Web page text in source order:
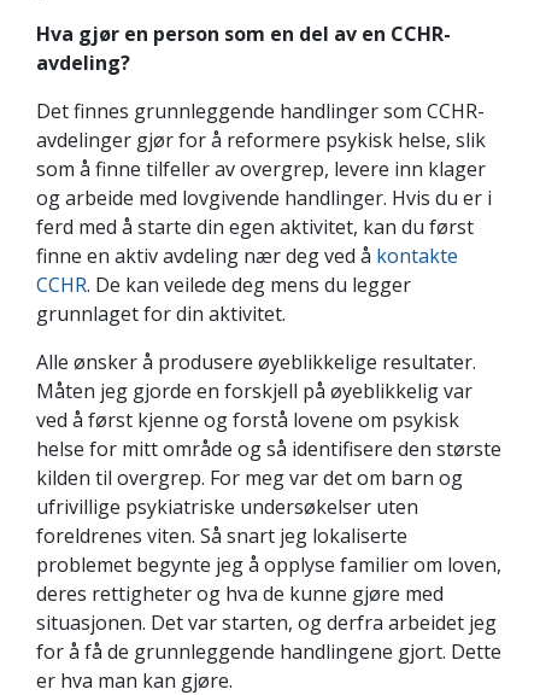
Hva gjør en person som en del av en CCHR-
avdeling?
Det finnes grunnleggende handlinger som CCHR-
avdelinger gjør for å reformere psykisk helse, slik
som å finne tilfeller av overgrep, levere inn klager
og arbeide med lovgivende handlinger. Hvis du er i
ferd med å starte din egen aktivitet, kan du først
finne en aktiv avdeling nær deg ved å kontakte
CCHR. De kan veilede deg mens du legger
grunnlaget for din aktivitet.
Alle ønsker å produsere øyeblikkelige resultater.
Måten jeg gjorde en forskjell på øyeblikkelig var
ved å først kjenne og forstå lovene om psykisk
helse for mitt område og så identifisere den største
kilden til overgrep. For meg var det om barn og
ufrivillige psykiatriske undersøkelser uten
foreldrenes viten. Så snart jeg lokaliserte
problemet begynte jeg å opplyse familier om loven,
deres rettigheter og hva de kunne gjøre med
situasjonen. Det var starten, og derfra arbeidet jeg
for å få de grunnleggende handlingene gjort. Dette
er hva man kan gjøre.